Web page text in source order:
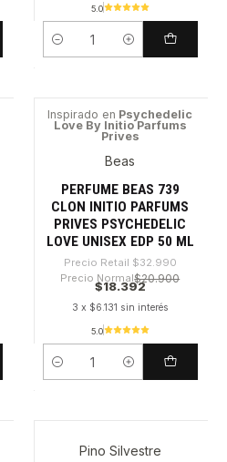
5.0
Cantidad
Inspirado en Psychedelic
Love By Initio Parfums
Prives
Beas
PERFUME BEAS 739
CLON INITIO PARFUMS
PRIVES PSYCHEDELIC
LOVE UNISEX EDP 50 ML
Precio Retail $32.990
Precio Normal$20.900
$18.392
3 x $6.131 sin interés
5.0
Cantidad
-51%Pino Silvestre